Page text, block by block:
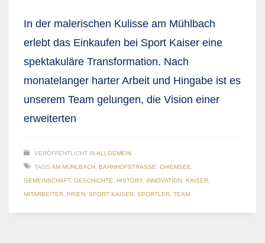
In der malerischen Kulisse am Mühlbach
erlebt das Einkaufen bei Sport Kaiser eine
spektakuläre Transformation. Nach
monatelanger harter Arbeit und Hingabe ist es
unserem Team gelungen, die Vision einer
erweiterten
VERÖFFENTLICHT INALLGEMEIN
TAGS AM MÜHLBACH BAHNHOFSTRASSE CHIEMSEE
GEMEINSCHAFT, GESCHICHTE HISTORY, INNOVATION KAISER
MITARBEITER PRIEN SPORT KAISER SPORTLER TEAM